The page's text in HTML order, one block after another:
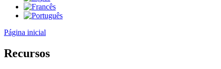
Página inicial
Recursos